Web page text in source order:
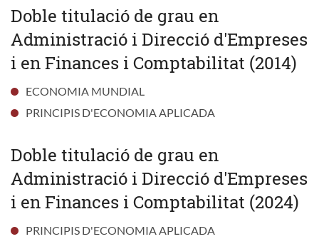
Doble titulació de grau en
Administració i Direcció d'Empreses
i en Finances i Comptabilitat (2014)
ECONOMIA MUNDIAL
PRINCIPIS D'ECONOMIA APLICADA
Doble titulació de grau en
Administració i Direcció d'Empreses
i en Finances i Comptabilitat (2024)
PRINCIPIS D'ECONOMIA APLICADA